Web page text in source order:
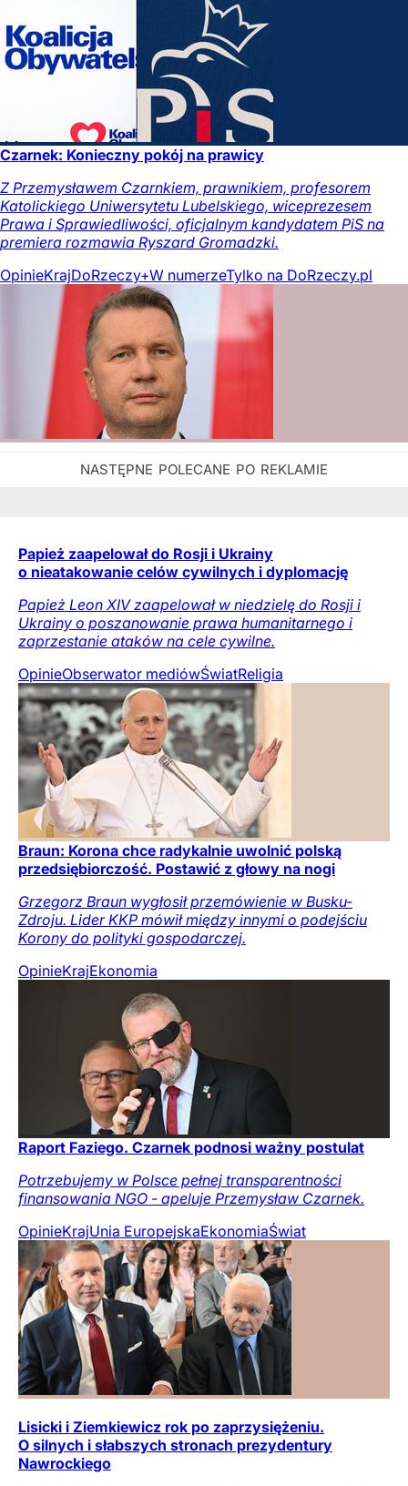
Czarnek: Konieczny pokój na prawicy
Z Przemysławem Czarnkiem, prawnikiem, profesorem
Katolickiego Uniwersytetu Lubelskiego, wiceprezesem
Prawa i Sprawiedliwości, oficjalnym kandydatem PiS na
premiera rozmawia Ryszard Gromadzki.
OpinieKrajDoRzeczy+W numerzeTylko na DoRzeczy.pl
Papież zaapelował do Rosji i Ukrainy
o nieatakowanie celów cywilnych i dyplomację
Papież Leon XIV zaapelował w niedzielę do Rosji i
Ukrainy o poszanowanie prawa humanitarnego i
zaprzestanie ataków na cele cywilne.
OpinieObserwator mediówŚwiatReligia
Braun: Korona chce radykalnie uwolnić polską
przedsiębiorczość. Postawić z głowy na nogi
Grzegorz Braun wygłosił przemówienie w Busku-
Zdroju. Lider KKP mówił między innymi o podejściu
Korony do polityki gospodarczej.
OpinieKrajEkonomia
Raport Faziego. Czarnek podnosi ważny postulat
Potrzebujemy w Polsce pełnej transparentności
finansowania NGO - apeluje Przemysław Czarnek.
OpinieKrajUnia EuropejskaEkonomiaŚwiat
Lisicki i Ziemkiewicz rok po zaprzysiężeniu.
O silnych i słabszych stronach prezydentury
Nawrockiego